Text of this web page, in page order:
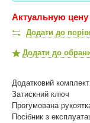
Актуальную
Додати до
Додати до
Додатковий
Затискний ключ
Прогумована
Посібник з